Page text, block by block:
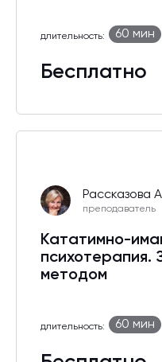
длительность: 60 мин
Бесплатно
Рассказова
преподаватель
Кататимно-
психотерапия.
методом
длительность: 60 мин